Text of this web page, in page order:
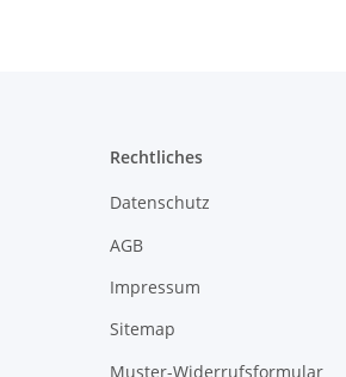
Rechtliches
Datenschutz
AGB
Impressum
Sitemap
Muster-Widerrufsformular